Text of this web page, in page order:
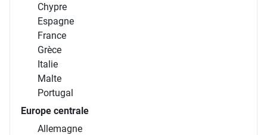
Chypre
Espagne
France
Grèce
Italie
Malte
Portugal
Europe centrale
Allemagne